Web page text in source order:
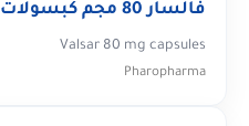
فالسار 80 مجم كبسولات
Valsar 80 mg capsules
Pharopharma